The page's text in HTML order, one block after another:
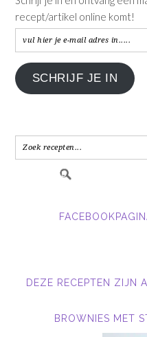
recept/artikel online komt!
vul
hier
je
e-
in.....
SCHRIJF JE IN
DEZE RECEPTEN ZIJN
BROWNIES MET